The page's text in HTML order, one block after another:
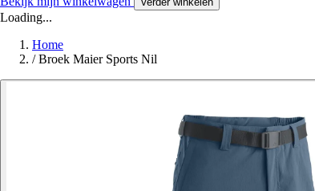
Loading...
Home
/ Broek Maier Sports Nil